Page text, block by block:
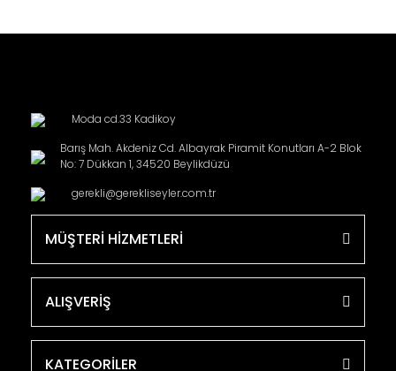
Moda cd.33 Kadikoy
Barış Mah. Akdeniz Cd. Albayrak Piramit Konutları A-2 Blok
No: 7 Dükkan 1, 34520 Beylikdüzü
gerekli@gerekliseyler.com.tr
MÜŞTERİ HİZMETLERİ
ALIŞVERİŞ
KATEGORİLER